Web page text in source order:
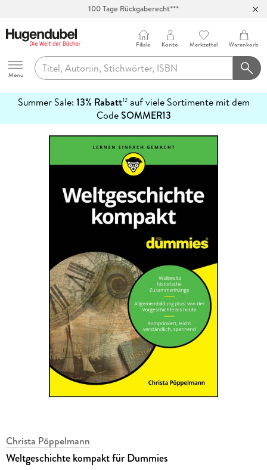
100 Tage Rückgaberecht***
Hugendubel
Menu
Filiale Konto Merkzettel Warenkorb
Summer Sale: 13% Rabatt12auf viele Sortimente mit dem
CodeSOMMER13
erfahren
Christa Pöppelmann
Weltgeschichte kompakt für Dummies